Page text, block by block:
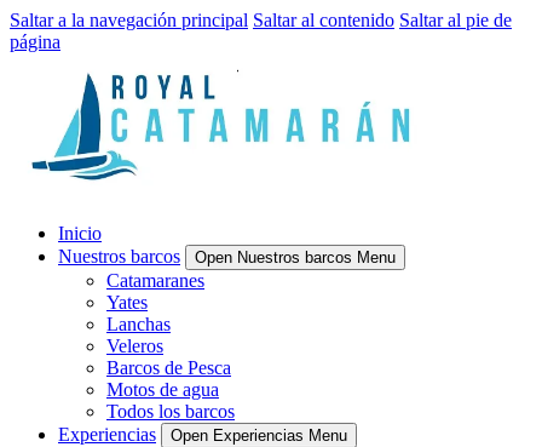
Saltar a la navegación principal Saltar al contenido Saltar al pie de
página
Inicio
Nuestros barcos
Open Nuestros barcos Menu
Catamaranes
Yates
Lanchas
Veleros
Barcos de Pesca
Motos de agua
Todos los barcos
Experiencias
Open Experiencias Menu